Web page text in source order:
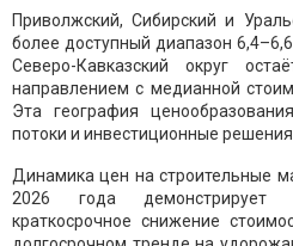
Приволжский, Сибирский и
более доступный диапазон
Северо-Кавказский округ
направлением с медианной
Эта география
потоки и инвестиционные решения
Динамика цен на строительные
2026 года демонстрирует
краткосрочное снижение